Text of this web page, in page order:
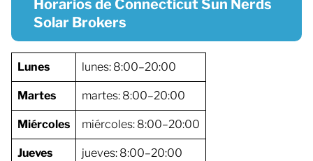
Horarios de Connecticut Sun Nerds
Solar Brokers
Lunes lunes: 8:00–20:00
Martes martes: 8:00–20:00
Miércoles miércoles: 8:00–20:00
Jueves jueves: 8:00–20:00